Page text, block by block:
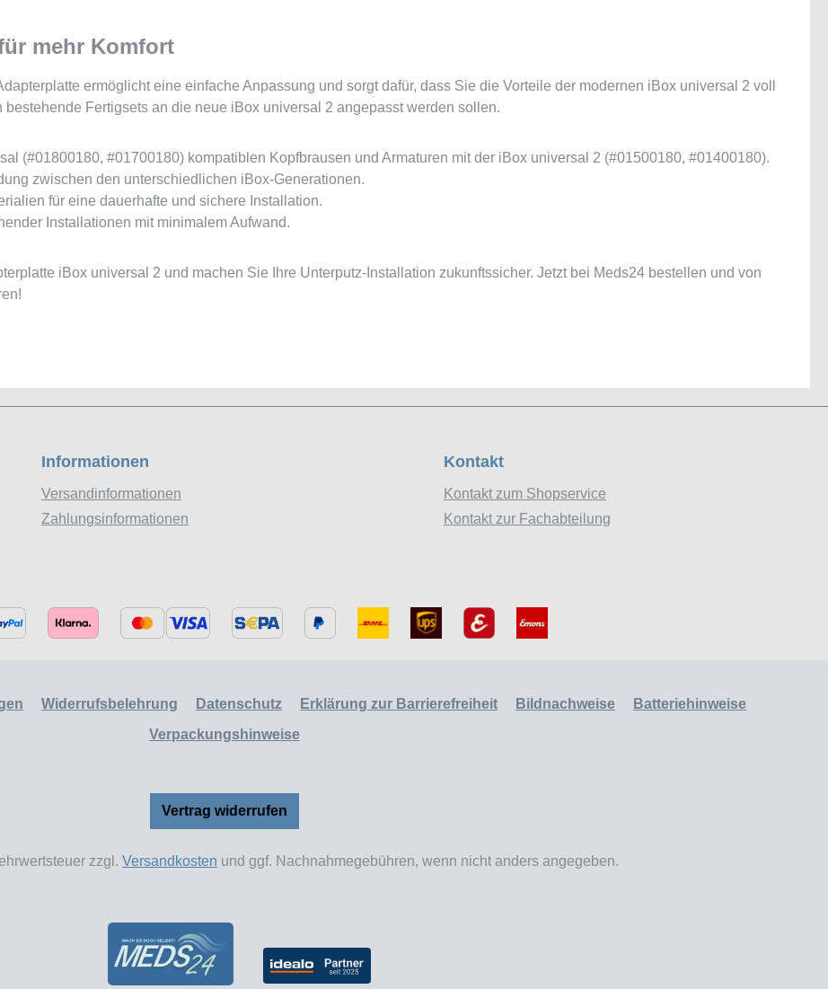
mehr Komfort
ermöglicht eine einfache Anpassung und sorgt dafür, dass Sie die Vorteile der modernen iBox universal 2 voll
Fertigsets an die neue iBox universal 2 angepasst werden sollen.
(#01800180, #01700180) kompatiblen Kopfbrausen und Armaturen mit der iBox universal 2 (#01500180, #01400180).
zwischen den unterschiedlichen iBox-Generationen.
für eine dauerhafte und sichere Installation.
Installationen mit minimalem Aufwand.
iBox universal 2 und machen Sie Ihre Unterputz-Installation zukunftssicher. Jetzt bei Meds24 bestellen und von
Informationen
Versandinformationen
Zahlungsinformationen
Kontakt
Kontakt zum Shopservice
Kontakt zur Fachabteilung
Widerrufsbelehrung Datenschutz Erklärung zur Barrierefreiheit Bildnachweise
Batteriehinweise
Verpackungshinweise
Vertrag widerrufen
zzgl. Versandkosten und ggf. Nachnahmegebühren, wenn nicht anders angegeben.